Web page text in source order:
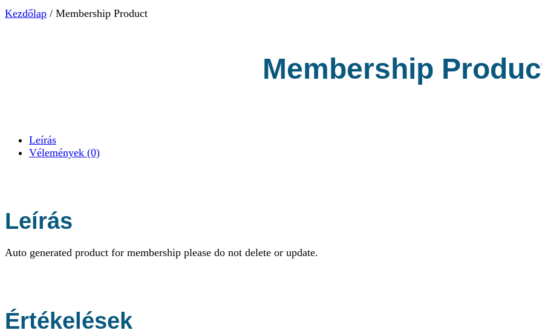
Kezdőlap / Membership Product
Membership
Leírás
Vélemények (0)
Leírás
Auto generated product for membership please do not delete or update.
Értékelések